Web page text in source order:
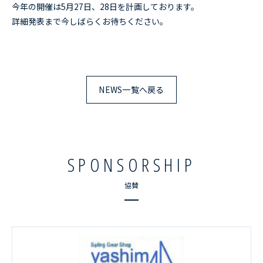
RESULTS
お問い合わせ
今年の開催は5月27日、28日を計画しております。
詳細発表まで今しばらくお待ちください。
NEWS一覧へ戻る
SPONSORSHIP
協賛